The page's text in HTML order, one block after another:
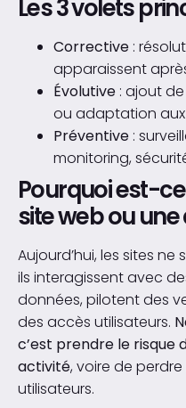
Les 3 volets
Corrective :
apparaissent
Évolutive : ajout
ou adaptation
Préventive :
monitoring,
Pourquoi est-
site web ou
Aujourd’hui, les sites
ils interagissent avec
données, pilotent des
des accès utilisateurs.
c’est prendre le risque
activité, voire de
utilisateurs.